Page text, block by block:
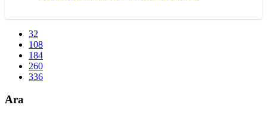
32
108
184
260
336
Ara